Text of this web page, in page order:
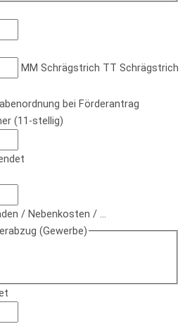
MM Schrägstrich TT Schrägstrich
bei Förderantrag
(11-stellig)
/ Nebenkosten / ...
(Gewerbe)